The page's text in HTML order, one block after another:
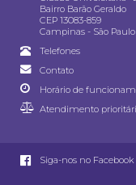
Bairro Barão Geraldo
CEP 13083-859
Campinas - São
Telefones
Contato
Horário de
Atendimento
Siga-nos no Facebook